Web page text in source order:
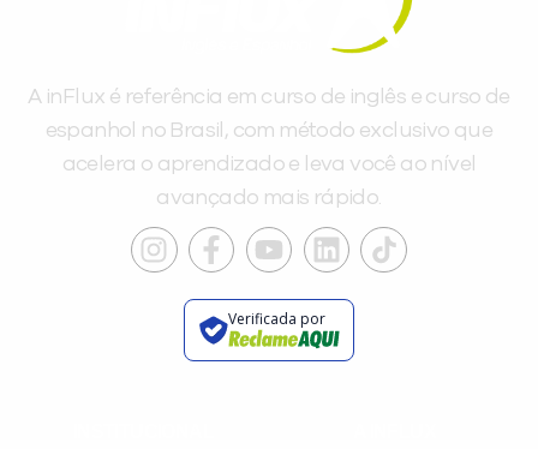
A inFlux é referência em curso de inglês e curso de
espanhol no Brasil, com método exclusivo que
acelera o aprendizado e leva você ao nível
avançado mais rápido.
Verificada por